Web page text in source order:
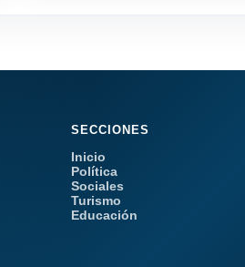
SECCIONES
Inicio
Política
Sociales
Turismo
Educación